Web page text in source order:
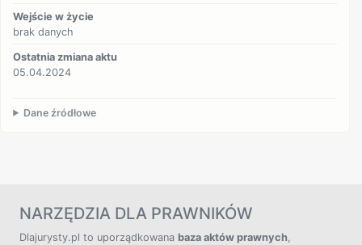
Wejście w życie
brak danych
Ostatnia zmiana aktu
05.04.2024
Dane źródłowe
NARZĘDZIA DLA PRAWNIKÓW
Dlajurysty.pl to uporządkowana baza aktów prawnych,